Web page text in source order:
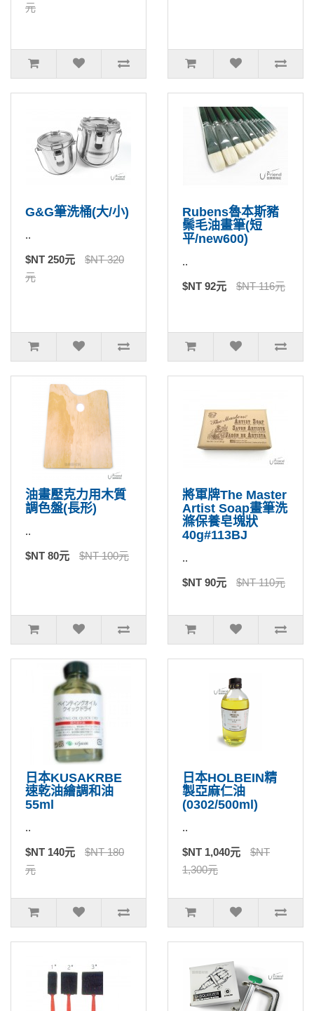
元
G&G筆洗桶(大/小)
..
$NT 250元
$NT 320
元
Rubens魯本斯豬
鬃毛油畫筆(短
平/new600)
..
$NT 92元 $NT 116元
油畫壓克力用木質
調色盤(長形)
..
$NT 80元 $NT 100元
將軍牌The Master
Artist Soap畫筆洗
滌保養皂塊狀
40g#113BJ
..
$NT 90元 $NT 110元
日本KUSAKRBE
速乾油繪調和油
55ml
..
$NT 140元
$NT 180
元
日本HOLBEIN精
製亞麻仁油
(0302/500ml)
..
$NT 1,040元
$NT
1,300元